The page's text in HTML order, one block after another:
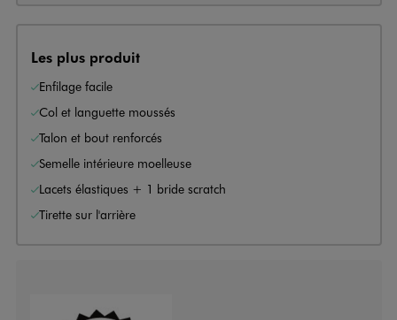
Les plus produit
Enfilage facile
Col et languette moussés
Talon et bout renforcés
Semelle intérieure moelleuse
Lacets élastiques + 1 bride scratch
Tirette sur l'arrière